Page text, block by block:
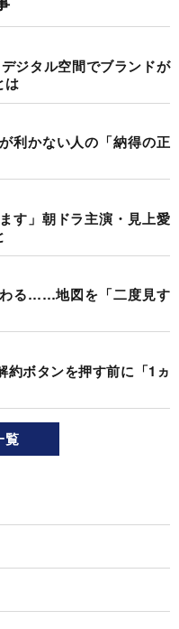
ジタル空間でブランドが
は
利かない人の「納得の正
す」朝ドラ主演・見上愛
わる……地図を「二度見す
約ボタンを押す前に「1ヵ
覧